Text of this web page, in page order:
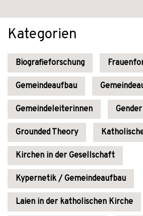
Kategorien
Biografieforschung
Gemeindeaufbau
Gemeindeleiterinnen Gender
Grounded Theory
Kirchen in der Gesellschaft
Kypernetik / Gemeindeaufbau
Laien in der katholischen Kirche